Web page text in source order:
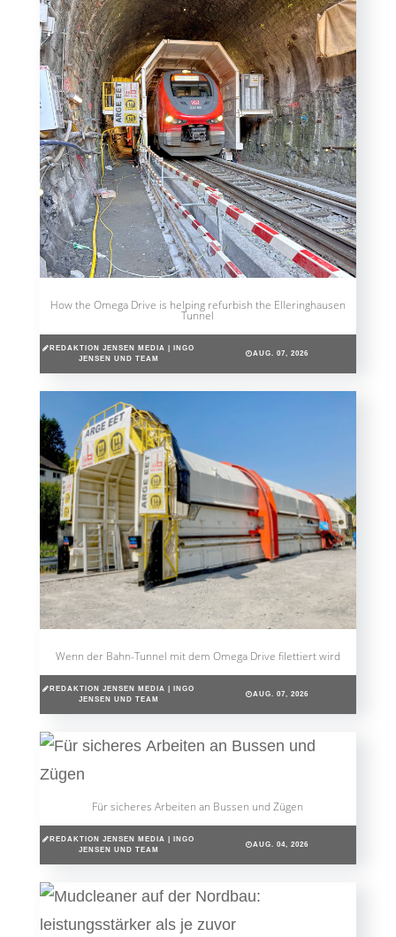
How the Omega Drive is helping refurbish the Elleringhausen
Tunnel
REDAKTION JENSEN MEDIA | INGO
JENSEN UND TEAM
AUG. 07, 2026
Wenn der Bahn-Tunnel mit dem Omega Drive filettiert wird
REDAKTION JENSEN MEDIA | INGO
JENSEN UND TEAM
AUG. 07, 2026
Für sicheres Arbeiten an Bussen und Zügen
REDAKTION JENSEN MEDIA | INGO
JENSEN UND TEAM
AUG. 04, 2026